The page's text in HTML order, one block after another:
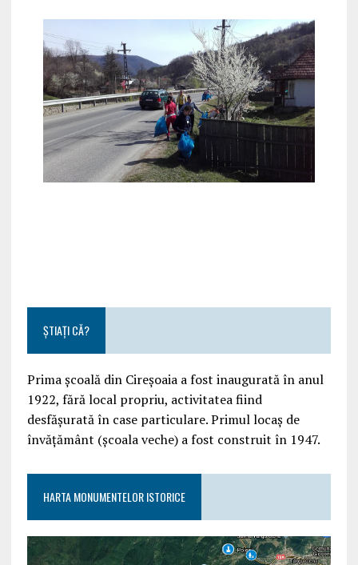
ȘTIAȚI CĂ?
Prima școală din Cireșoaia a fost inaugurată în anul
1922, fără local propriu, activitatea fiind
desfășurată în case particulare. Primul locaș de
învățământ (școala veche) a fost construit în 1947.
HARTA MONUMENTELOR ISTORICE